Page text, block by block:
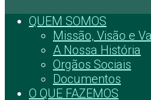
QUEM SOMOS
Missão, Visão e
A Nossa História
Orgãos Sociais
Documentos
O QUE FAZEMOS